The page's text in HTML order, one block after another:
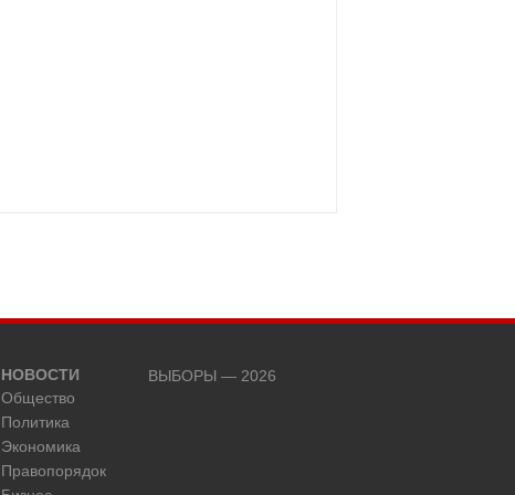
НОВОСТИ
Общество
Политика
Экономика
Правопорядок
ВЫБОРЫ — 2026